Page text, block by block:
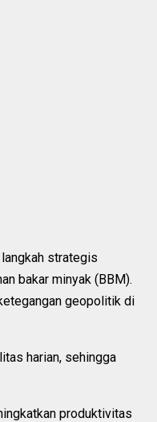
strategis
bakar minyak (BBM).
geopolitik di
harian, sehingga
produktivitas